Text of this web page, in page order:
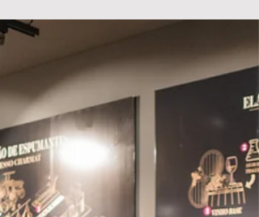
procurados pelos...